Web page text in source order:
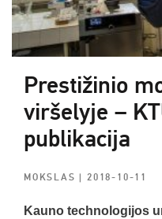
Prestižinio
viršelyje –
publikacija
MOKSLAS | 2018-10-11
Kauno technologijos